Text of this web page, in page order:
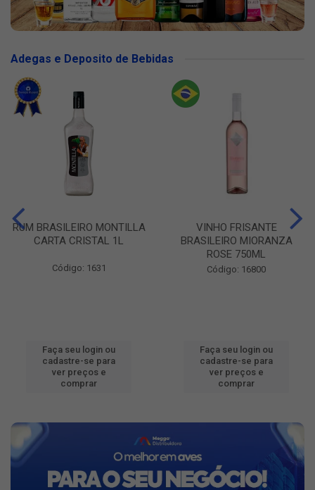
Adegas e Deposito de Bebidas
RUM BRASILEIRO MONTILLA
CARTA CRISTAL 1L
Código: 1631
Faça seu login ou
cadastre-se para
ver preços e
comprar
VINHO FRISANTE
BRASILEIRO MIORANZA
ROSE 750ML
Código: 16800
Faça seu login ou
cadastre-se para
ver preços e
comprar